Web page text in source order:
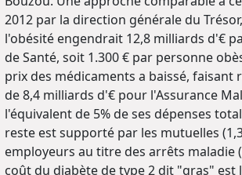
2012 par la direction générale du
l'obésité engendrait 12,8 milliards d'€
de Santé, soit 1.300 € par personne
prix des médicaments a baissé, faisant
de 8,4 milliards d'€ pour l'Assurance
l'équivalent de 5% de ses dépenses
reste est supporté par les mutuelles
employeurs au titre des arrêts maladie
coût du diabète de type 2 dit "gras" est